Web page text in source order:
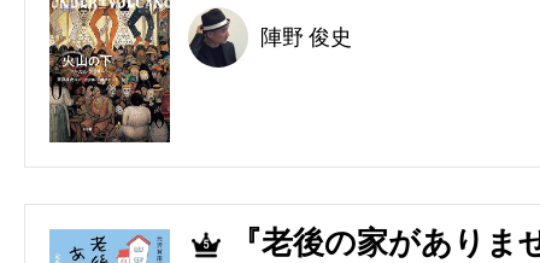
陣野 俊史
5
『老後の家があり